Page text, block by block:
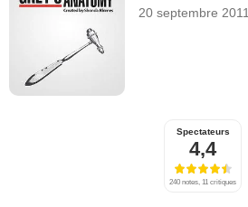
20 septembre 2011
Spectateurs
4,4
240 notes, 11 critiques